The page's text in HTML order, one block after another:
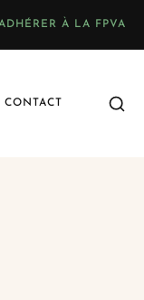
À LA FPVA
CONTACT